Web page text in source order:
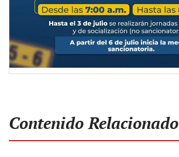
Contenido Relacionado